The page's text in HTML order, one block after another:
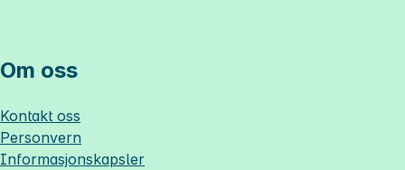
Om oss
Kontakt oss
Personvern
Informasjonskapsler